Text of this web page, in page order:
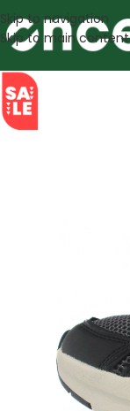
Skip to navigation
Skip to main content
SALE